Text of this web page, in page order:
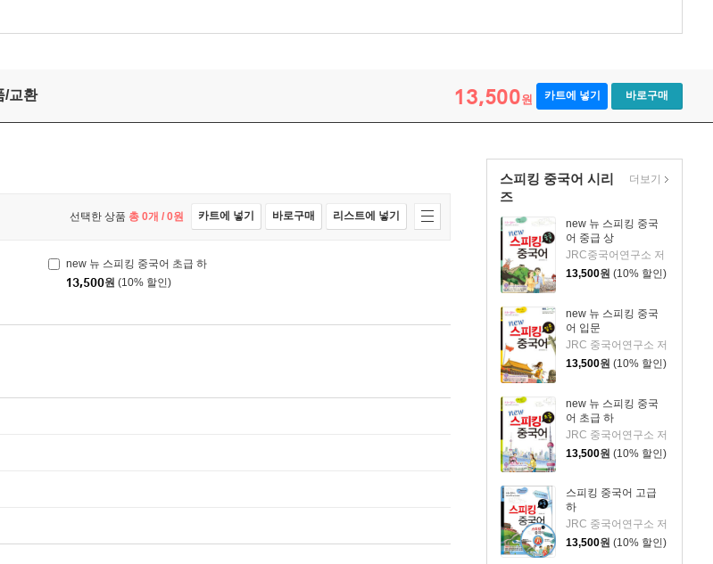
/교환 13,500원 카트에 넣기 바로구매
스피킹 중국어 시리
즈
new 뉴 스피킹 중국
어 중급 상
JRC중국어연구소 저
13,500원 (10% 할인)
new 뉴 스피킹 중국
어 입문
JRC 중국어연구소 저
13,500원 (10% 할인)
new 뉴 스피킹 중국
어 초급 하
JRC 중국어연구소 저
13,500원 (10% 할인)
스피킹 중국어 고급
하
JRC 중국어연구소 저
13,500원 (10% 할인)
더보기
선택한 상품 총 0개 / 0원 카트에 넣기 바로구매 리스트에 넣기
new 뉴 스피킹 중국어 초급 하
13,500원 (10% 할인)